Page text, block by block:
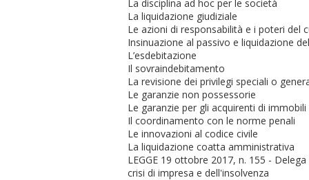
La disciplina ad hoc per le società
La liquidazione giudiziale
Le azioni di responsabilità e i poteri del
Insinuazione al passivo e liquidazione
L’esdebitazione
Il sovraindebitamento
La revisione dei privilegi speciali o
Le garanzie non possessorie
Le garanzie per gli acquirenti di
Il coordinamento con le norme penali
Le innovazioni al codice civile
La liquidazione coatta amministrativa
LEGGE 19 ottobre 2017, n. 155 -
crisi di impresa e dell'insolvenza